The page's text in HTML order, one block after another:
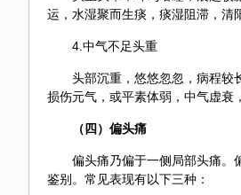
运，水湿聚而生痰，痰湿阻滞，清
4.中气不足头重
头部沉重，悠悠忽忽，病程较
损伤元气，或平素体弱，中气虚衰
（四）偏头痛
偏头痛乃偏于一侧局部头痛。
鉴别。常见表现有以下三种：